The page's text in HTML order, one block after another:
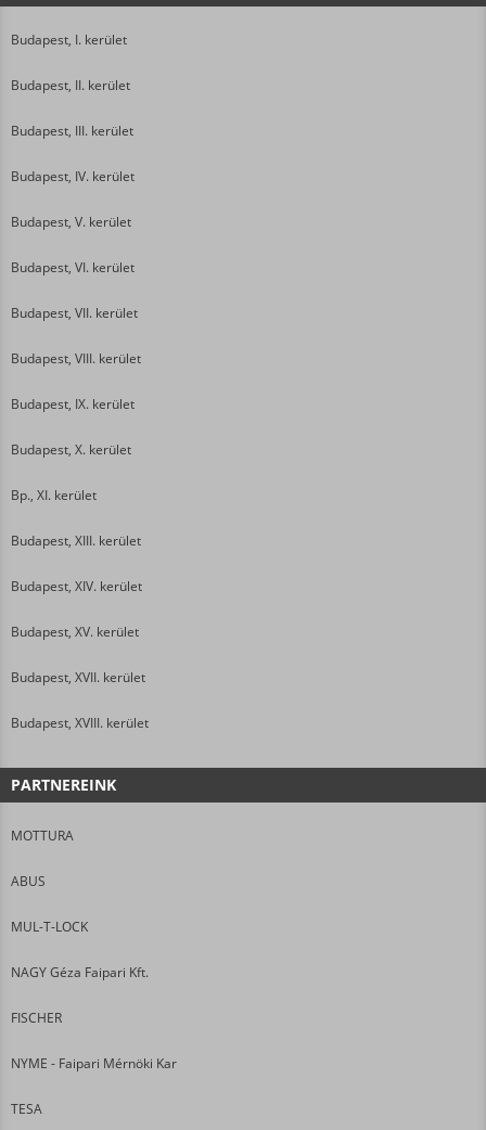
Budapest, I. kerület
Budapest, II. kerület
Budapest, III. kerület
Budapest, IV. kerület
Budapest, V. kerület
Budapest, VI. kerület
Budapest, VII. kerület
Budapest, VIII. kerület
Budapest, IX. kerület
Budapest, X. kerület
Bp., XI. kerület
Budapest, XIII. kerület
Budapest, XIV. kerület
Budapest, XV. kerület
Budapest, XVII. kerület
Budapest, XVIII. kerület
PARTNEREINK
MOTTURA
ABUS
MUL-T-LOCK
NAGY Géza Faipari Kft.
FISCHER
NYME - Faipari Mérnöki Kar
TESA